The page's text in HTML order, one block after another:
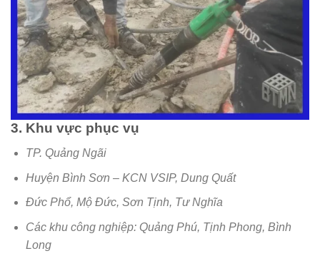
3. Khu vực phục vụ
TP. Quảng Ngãi
Huyện Bình Sơn – KCN VSIP, Dung Quất
Đức Phổ, Mộ Đức, Sơn Tịnh, Tư Nghĩa
Các khu công nghiệp: Quảng Phú, Tịnh Phong, Bình
Long